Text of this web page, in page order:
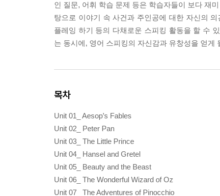
인 질문, 어휘 학습 문제 등은 학습자들이 보다 재
탕으로 이야기 속 사건과 주인공에 대한 자신의
플레잉 하기 등의 다채로운 스피킹 활동을 할 수
는 동시에, 영어 스피킹의 자신감과 유창성을 얻게
목차
Unit 01_ Aesop’s Fables
Unit 02_ Peter Pan
Unit 03_ The Little Prince
Unit 04_ Hansel and Gretel
Unit 05_ Beauty and the Beast
Unit 06_ The Wonderful Wizard of Oz
Unit 07_ The Adventures of Pinocchio